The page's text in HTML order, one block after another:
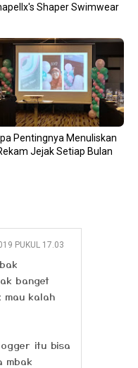
Shaper Swimwear
Pentingnya Menuliskan
Jejak Setiap Bulan
PUKUL 17.03
banget
mau kalah
itu bisa
mbak